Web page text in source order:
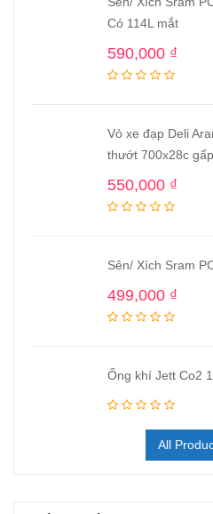
Có 114L mắt
590,000 ₫
Vỏ xe đạp Deli
thướt 700x28c gấp
550,000 ₫
Sên/ Xích Sram
499,000 ₫
Ống khí Jett Co2
All